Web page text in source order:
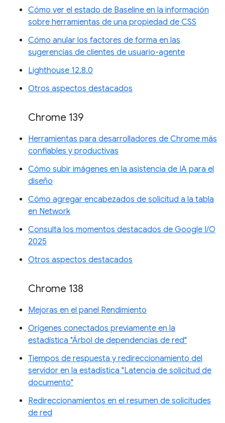
Cómo ver el estado de Baseline en la información
sobre herramientas de una propiedad de CSS
Cómo anular los factores de forma en las
sugerencias de clientes de usuario-agente
Lighthouse 12.8.0
Otros aspectos destacados
Chrome 139
Herramientas para desarrolladores de Chrome más
confiables y productivas
Cómo subir imágenes en la asistencia de IA para el
diseño
Cómo agregar encabezados de solicitud a la tabla
en Network
Consulta los momentos destacados de Google I/O
2025
Otros aspectos destacados
Chrome 138
Mejoras en el panel Rendimiento
Orígenes conectados previamente en la
estadística "Árbol de dependencias de red"
Tiempos de respuesta y redireccionamiento del
servidor en la estadística "Latencia de solicitud de
documento"
Redireccionamientos en el resumen de solicitudes
de red